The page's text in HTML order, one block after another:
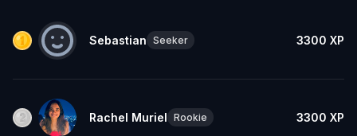
Sebastian Seeker 3300 XP
Rachel Muriel Rookie 3300 XP